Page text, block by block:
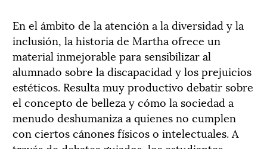
En el ámbito de la atención a la diversidad y la
inclusión, la historia de Martha ofrece un
material inmejorable para sensibilizar al
alumnado sobre la discapacidad y los prejuicios
estéticos. Resulta muy productivo debatir sobre
el concepto de belleza y cómo la sociedad a
menudo deshumaniza a quienes no cumplen
con ciertos cánones físicos o intelectuales. A